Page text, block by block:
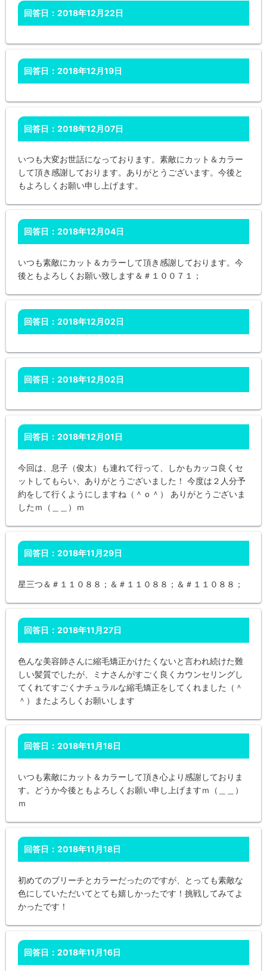
回答日：2018年12月22日
回答日：2018年12月19日
回答日：2018年12月07日
いつも大変お世話になっております。素敵にカット＆カラー
して頂き感謝しております。ありがとうございます。今後と
もよろしくお願い申し上げます。
回答日：2018年12月04日
いつも素敵にカット＆カラーして頂き感謝しております。今
後ともよろしくお願い致します＆＃１００７１；
回答日：2018年12月02日
回答日：2018年12月02日
回答日：2018年12月01日
今回は、息子（俊太）も連れて行って、しかもカッコ良くセ
ットしてもらい、ありがとうございました！ 今度は２人分予
約をして行くようにしますね（＾ｏ＾） ありがとうございま
したｍ（＿＿）ｍ
回答日：2018年11月29日
星三つ＆＃１１０８８；＆＃１１０８８；＆＃１１０８８；
回答日：2018年11月27日
色んな美容師さんに縮毛矯正かけたくないと言われ続けた難
しい髪質でしたが、ミナさんがすごく良くカウンセリングし
てくれてすごくナチュラルな縮毛矯正をしてくれました（＾
＾）またよろしくお願いします
回答日：2018年11月18日
いつも素敵にカット＆カラーして頂き心より感謝しておりま
す。どうか今後ともよろしくお願い申し上げますｍ（＿＿）
ｍ
回答日：2018年11月18日
初めてのブリーチとカラーだったのですが、とっても素敵な
色にしていただいてとても嬉しかったです！挑戦してみてよ
かったです！
回答日：2018年11月16日